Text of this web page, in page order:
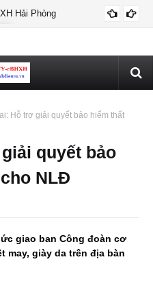
Hải Phòng
Hỗ trợ giải quyết bảo hiểm thất
quyết bảo
NLĐ
giao ban Công đoàn cơ
may, giày da trên địa bàn